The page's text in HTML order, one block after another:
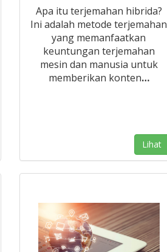
Apa itu terjemahan hibrida?
Ini adalah metode terjemahan
yang memanfaatkan
keuntungan terjemahan
mesin dan manusia untuk
memberikan konten…
Lihat